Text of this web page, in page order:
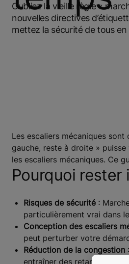
Oubliez la vieille règle «
nouvelles directives
mettez la sécurité de tous
Les escaliers mécaniques
gauche, reste à droite »
les escaliers mécaniques. Ce
Pourquoi rester
Risques de sécurité :
particulièrement vrai dans
Conception des escaliers
peut perturber votre
Réduction de la congestion
entraîner des retards et de